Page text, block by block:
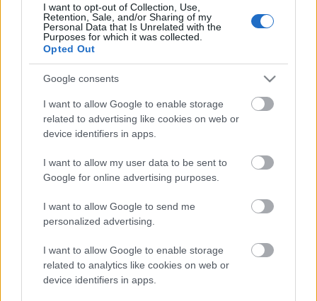
I want to opt-out of Collection, Use,
Retention, Sale, and/or Sharing of my
Personal Data that Is Unrelated with the
Purposes for which it was collected.
Opted Out
Google consents
I want to allow Google to enable storage
related to advertising like cookies on web or
device identifiers in apps.
I want to allow my user data to be sent to
Google for online advertising purposes.
I want to allow Google to send me
personalized advertising.
I want to allow Google to enable storage
related to analytics like cookies on web or
device identifiers in apps.
Ejnye! Most aztán tényleg elég! Az Orbán kormány
kétéves ténykedésének értékelésekor is csak a
Közgép, az oligarchák, meg a föld? Hallatlan, hogy
mit meg nem enged magának az ellenzék. Eszem
megáll, szegény Budai tekintetes urat baszogatni
hálát adó néma áhítat helyett?…
•2012. május 24.
Budai Gyula, mint a kormány mögénézésügyi
államtitkára egyszercsak betoppant Mezőcsátra,
mint valami közepesen szarul megrajzolt Marvel
szuperhős. - Mivanmivanmivan? - kérdezte kedvesen
a fogadására összegyűlt gazdáktól, - hun vannak
azok az oligarchák, akik Orbán Viktor…